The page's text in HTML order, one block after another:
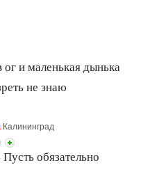
и маленькая дынька
не знаю
Калининград
Пусть обязательно